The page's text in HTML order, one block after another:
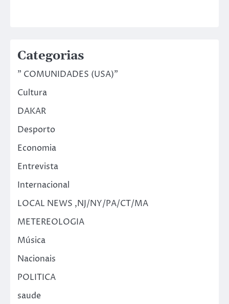
Categorias
" COMUNIDADES (USA)"
Cultura
DAKAR
Desporto
Economia
Entrevista
Internacional
LOCAL NEWS ,NJ/NY/PA/CT/MA
METEREOLOGIA
Música
Nacionais
POLITICA
saude